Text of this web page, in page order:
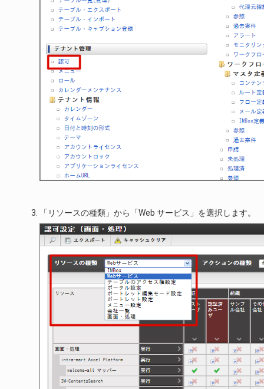
「リソースの種類」から「Web サービス」を選択します。